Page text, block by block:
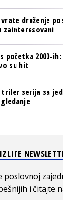
vrate druženje
zainteresovani
početka 2000-
su hit
serija sa
poslovnoj
i čitajte